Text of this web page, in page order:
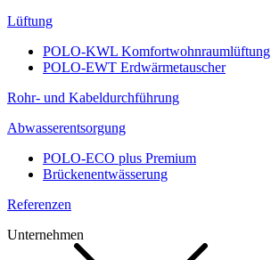
Lüftung
POLO-KWL Komfortwohnraumlüftung
POLO-EWT Erdwärmetauscher
Rohr- und Kabeldurchführung
Abwasserentsorgung
POLO-ECO plus Premium
Brückenentwässerung
Referenzen
Unternehmen